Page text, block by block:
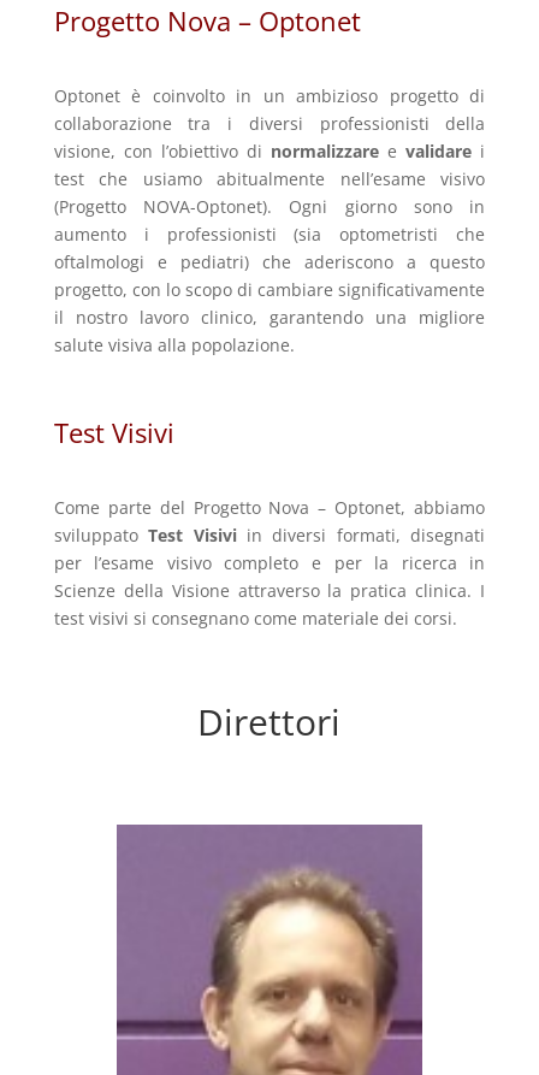
Progetto Nova – Optonet
Optonet è coinvolto in un ambizioso progetto di
collaborazione tra i diversi professionisti della
visione, con l’obiettivo di normalizzare evalidare i
test che usiamo abitualmente nell’esame visivo
(Progetto NOVA-Optonet). Ogni giorno sono in
aumento i professionisti (sia optometristi che
oftalmologi e pediatri) che aderiscono a questo
progetto, con lo scopo di cambiare significativamente
il nostro lavoro clinico, garantendo una migliore
salute visiva alla popolazione.
Test Visivi
Come parte del Progetto Nova – Optonet, abbiamo
sviluppatoTest Visiviin diversi formati, disegnati
per l’esame visivo completo e per la ricerca in
Scienze della Visione attraverso la pratica clinica. I
test visivi si consegnano come materiale dei corsi.
Direttori